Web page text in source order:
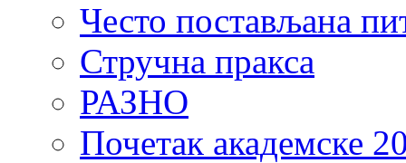
Често постављана
Стручна пракса
РАЗНО
Почетак академске